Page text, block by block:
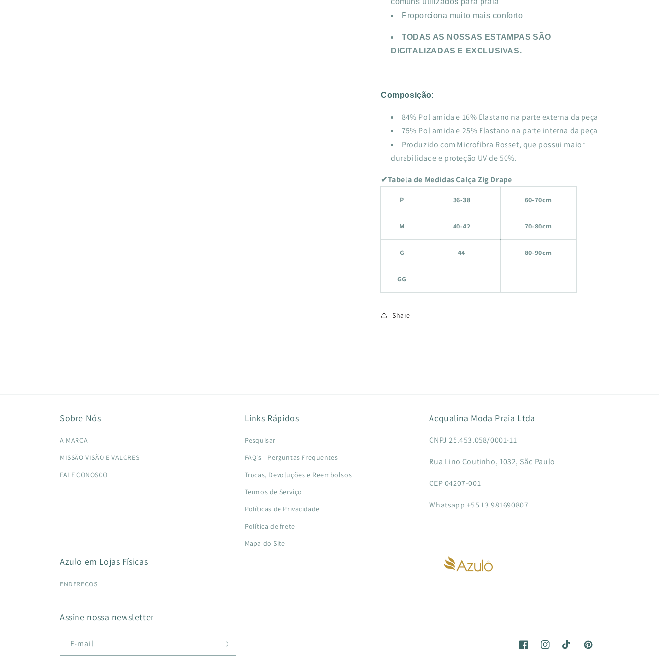
Proporciona muito mais conforto
TODAS AS NOSSAS ESTAMPAS SÃO
DIGITALIZADAS E EXCLUSIVAS.
Composição:
84% Poliamida e 16% Elastano na parte externa da peça
75% Poliamida e 25% Elastano na parte interna da peça
Produzido com Microfibra Rosset, que possui maior
durabilidade e proteção UV de 50%.
✔Tabela de Medidas Calça Zig Drape
P 36-38 60-70cm
M 40-42 70-80cm
G 44 80-90cm
GG
Share
Sobre Nós
A MARCA
MISSÃO VISÃO E VALORES
FALE CONOSCO
Links Rápidos
Pesquisar
FAQ's - Perguntas Frequentes
Trocas, Devoluções e Reembolsos
Termos de Serviço
Políticas de Privacidade
Política de frete
Mapa do Site
Acqualina Moda Praia Ltda
CNPJ 25.453.058/0001-11
Rua Lino Coutinho, 1032, São Paulo
CEP 04207-001
Whatsapp +55 13 981690807
Azulo em Lojas Físicas
ENDEREÇOS
Assine nossa newsletter
E-mail
FacebookInstagramTikTok Pinterest